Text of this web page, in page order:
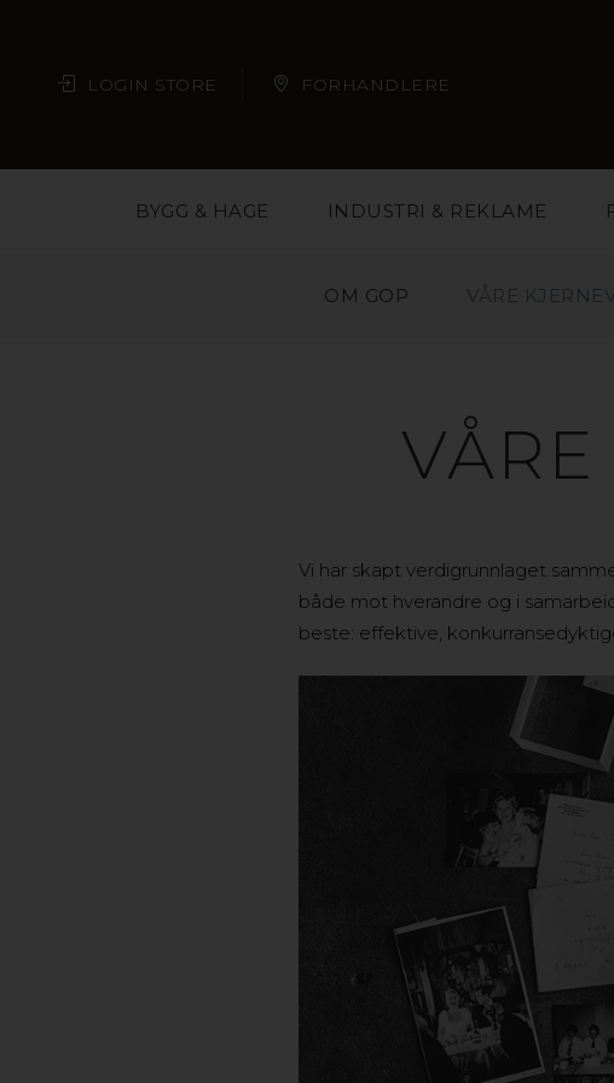
LOGIN STORE FORHANDLERE
BYGG & HAGE INDUSTRI & REKLAME
OM GOP VÅRE
Vi har skapt verdigrunnlaget
både mot hverandre og i
beste: effektive,